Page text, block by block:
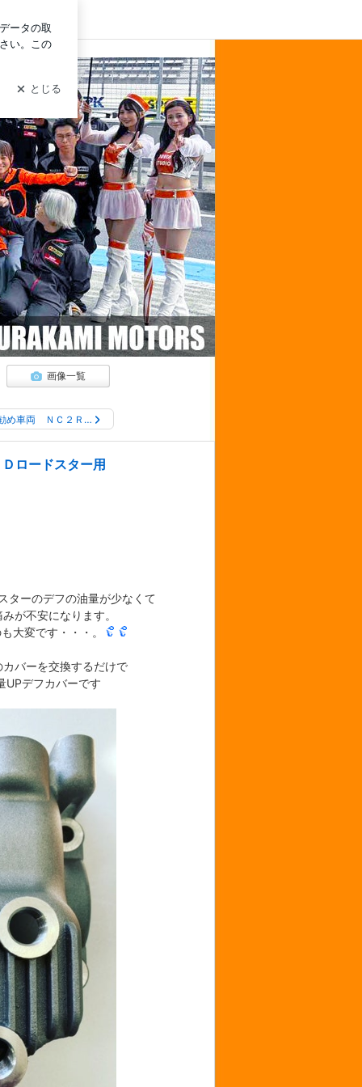
スーパー耐久参戦日記 NDロードスター 愛媛 四国
画像一覧
め車両 ＮＣ２Ｒ…
ロードスター用
ターのデフの油量が少なくて
が不安になります。
大変です・・・。
バーを交換するだけで
UPデフカバーです